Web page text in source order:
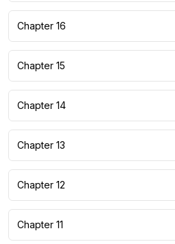
Chapter 16
Chapter 15
Chapter 14
Chapter 13
Chapter 12
Chapter 11